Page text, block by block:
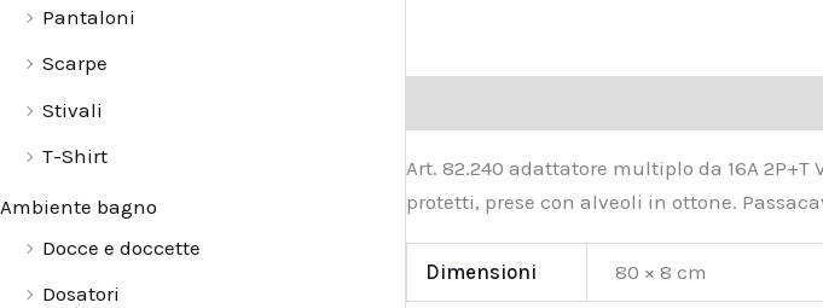
Pantaloni
Scarpe
Stivali
T-Shirt
Ambiente bagno
Docce e doccette
Dosatori
Art. 82.240 adattatore multiplo da 16A
protetti, prese con alveoli in ottone.
Dimensioni 80 × 8 cm